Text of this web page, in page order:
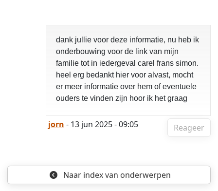
dank jullie voor deze informatie, nu heb ik
onderbouwing voor de link van mijn
familie tot in iedergeval carel frans simon.
heel erg bedankt hier voor alvast, mocht
er meer informatie over hem of eventuele
ouders te vinden zijn hoor ik het graag
Reageer
jorn - 13 jun 2025 - 09:05
Naar indexvan onderwerpen